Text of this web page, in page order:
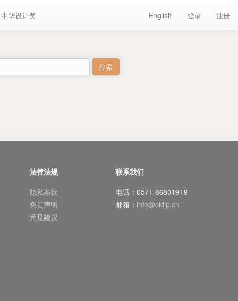
中华设计奖 English 登录 注册
法律法规
隐私条款
免责声明
意见建议
联系我们
电话：0571-86801919
邮箱： info@cidip.cn